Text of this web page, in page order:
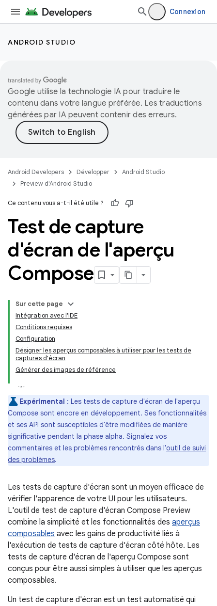
Connexion
ANDROID STUDIO
Google utilise la technologie IA pour traduire le
contenu dans votre langue préférée. Les traductions
générées par IA peuvent contenir des erreurs.
Android Developers Développer
Android Studio
Preview d'Android Studio
Ce contenu vous a-t-il été utile ?
Test de capture
d'écran de l'aperçu
Compose
Sur cette page
Intégration avec l'IDE
Conditions requises
Configuration
Désigner les aperçus composables à utiliser pour les tests de
captures d'écran
Générer des images de référence
Expérimental : Les tests de capture d'écran de l'aperçu
Compose sont encore en développement. Ses fonctionnalités
et ses API sont susceptibles d'être modifiées de manière
significative pendant la phase alpha. Signalez vos
commentaires et les problèmes rencontrés dans l'outil de suivi
des problèmes.
Les tests de capture d'écran sont un moyen efficace de
vérifier l'apparence de votre UI pour les utilisateurs.
L'outil de test de capture d'écran Compose Preview
combine la simplicité et les fonctionnalités des aperçus
composables avec les gains de productivité liés à
l'exécution de tests de capture d'écran côté hôte. Les
tests de capture d'écran de l'aperçu Compose sont
conçus pour être aussi simples à utiliser que les aperçus
composables.
Un test de capture d'écran est un test automatisé qui